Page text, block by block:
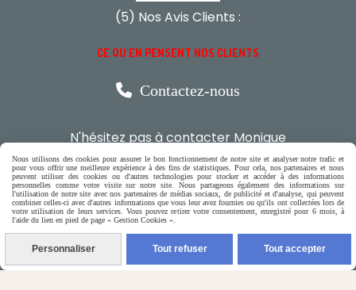
(5) Nos Avis Clients :
CE QU'EN PENSENT NOS CLIENTS
 Contactez-nous
N'hésitez pas à contacter Monique
par téléphone
0618321265
ou par message
ENVOYER UN MESSAGE
Nous utilisons des cookies pour assurer le bon fonctionnement de notre site et analyser notre trafic et
pour vous offrir une meilleure expérience à des fins de statistiques. Pour cela, nos partenaires et nous
peuvent utiliser des cookies ou d'autres technologies pour stocker et accéder à des informations
personnelles comme votre visite sur notre site. Nous partageons également des informations sur
l'utilisation de notre site avec nos partenaires de médias sociaux, de publicité et d'analyse, qui peuvent
combiner celles-ci avec d'autres informations que vous leur avez fournies ou qu'ils ont collectées lors de
votre utilisation de leurs services. Vous pouvez retirer votre consentement, enregistré pour 6 mois, à
l'aide du lien en pied de page « Gestion Cookies ».
Personnaliser Tout refuser Tout accepter